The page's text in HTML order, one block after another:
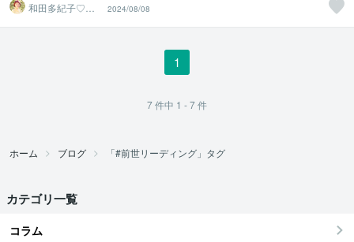
和田多紀子♡レ
イキティーチャ
ー・保健師
2024/08/08
1
7件中 1 - 7件
ホーム ブログ 「#前世リーディング」タグ
カテゴリ一覧
コラム